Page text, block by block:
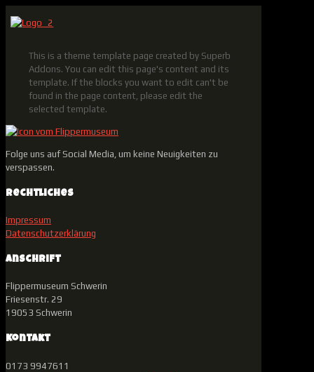
This is a theme template page created by Superb
Addons. You can edit this page's content and its
template. If the blocks you want to edit can't be
found in the page content, please edit the
selected template.
Folge uns auf Social Media, um keine Neuigkeiten zu
verspassen.
Rechtliches
Impressum
Datenschutzerklärung
Anschrift
Flippermuseum Schwerin
Friesenstr. 29
19053 Schwerin
Kontakt
0173 9947611